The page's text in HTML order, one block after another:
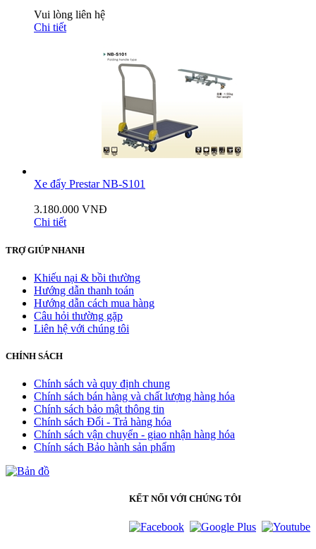
Vui lòng liên hệ
Chi tiết
Xe đẩy Prestar NB-S101
3.180.000 VNĐ
Chi tiết
TRỢ GIÚP NHANH
Khiếu nại & bồi thường
Hướng dẫn thanh toán
Hướng dẫn cách mua hàng
Câu hỏi thường gặp
Liên hệ với chúng tôi
CHÍNH SÁCH
Chính sách và quy định chung
Chính sách bán hàng và chất lượng hàng hóa
Chính sách bảo mật thông tin
Chính sách Đổi - Trả hàng hóa
Chính sách vận chuyển - giao nhận hàng hóa
Chính sách Bảo hành sản phẩm
KẾT NỐI VỚI CHÚNG TÔI